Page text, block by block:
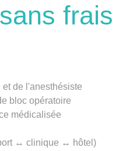
frais
de l'anesthésiste
bloc opératoire
médicalisée
↔ clinique ↔ hôtel)